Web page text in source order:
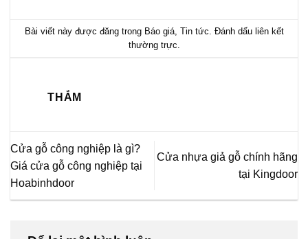
Bài viết này được đăng trong Báo giá, Tin tức . Đánh dấu liên kết
thường trực
THẮM
Cửa gỗ công nghiệp là gì?
Giá cửa gỗ công nghiệp tại
Hoabinhdoor
Cửa nhựa giả gỗ chính hãng
tại Kingdoor